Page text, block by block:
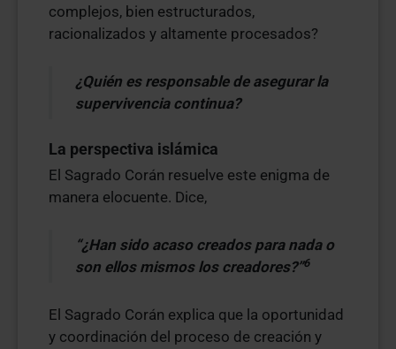
complejos, bien estructurados,
racionalizados y altamente procesados?
¿Quién es responsable de asegurar la
supervivencia continua?
La perspectiva islámica
El Sagrado Corán resuelve este enigma de
manera elocuente. Dice,
“¿Han sido acaso creados para nada o
son ellos mismos los creadores?”6
El Sagrado Corán explica que la oportunidad
y coordinación del proceso de creación y